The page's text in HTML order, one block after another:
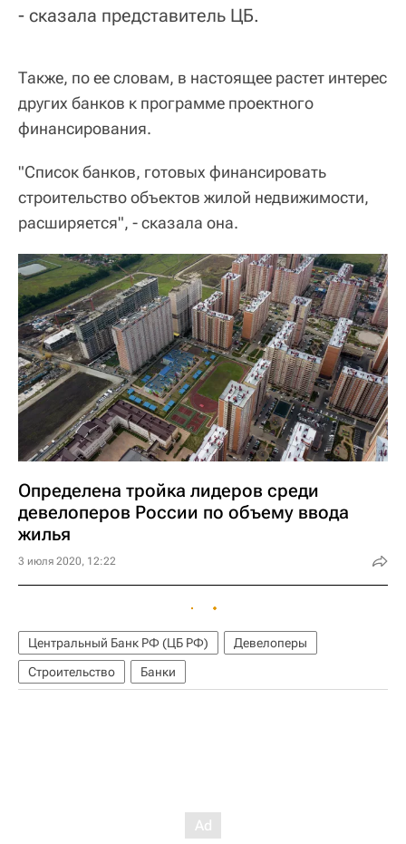
- сказала представитель ЦБ.
Также, по ее словам, в настоящее растет интерес
других банков к программе проектного
финансирования.
"Список банков, готовых финансировать
строительство объектов жилой недвижимости,
расширяется", - сказала она.
Определена тройка лидеров среди
девелоперов России по объему ввода
жилья
3 июля 2020, 12:22
Центральный Банк РФ (ЦБ РФ)
Девелоперы
Строительство
Банки